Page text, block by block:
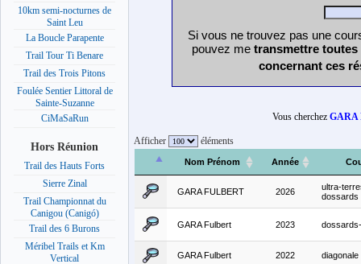
10km semi-nocturnes de
Saint Leu
La Boucle Parapente
Trail Tour Ti Benare
Trail des Trois Pitons
Foulée Sentier Littoral de
Sainte-Suzanne
CiMaSaRun
Hors Réunion
Trail des Hauts Forts
Sierre Zinal
Trail Championnat du
Canigou (Canigó)
Trail des 6 Burons
Méribel Trails et Km
Vertical
Si vous ne trouvez pas une
pouvez me transmettre
concernant ces
Vous cherchez GARA
Afficher éléments
Nom Prénom Année
GARA FULBERT 2026
ultra-
dossards
GARA Fulbert 2023
GARA Fulbert 2022 diagonale